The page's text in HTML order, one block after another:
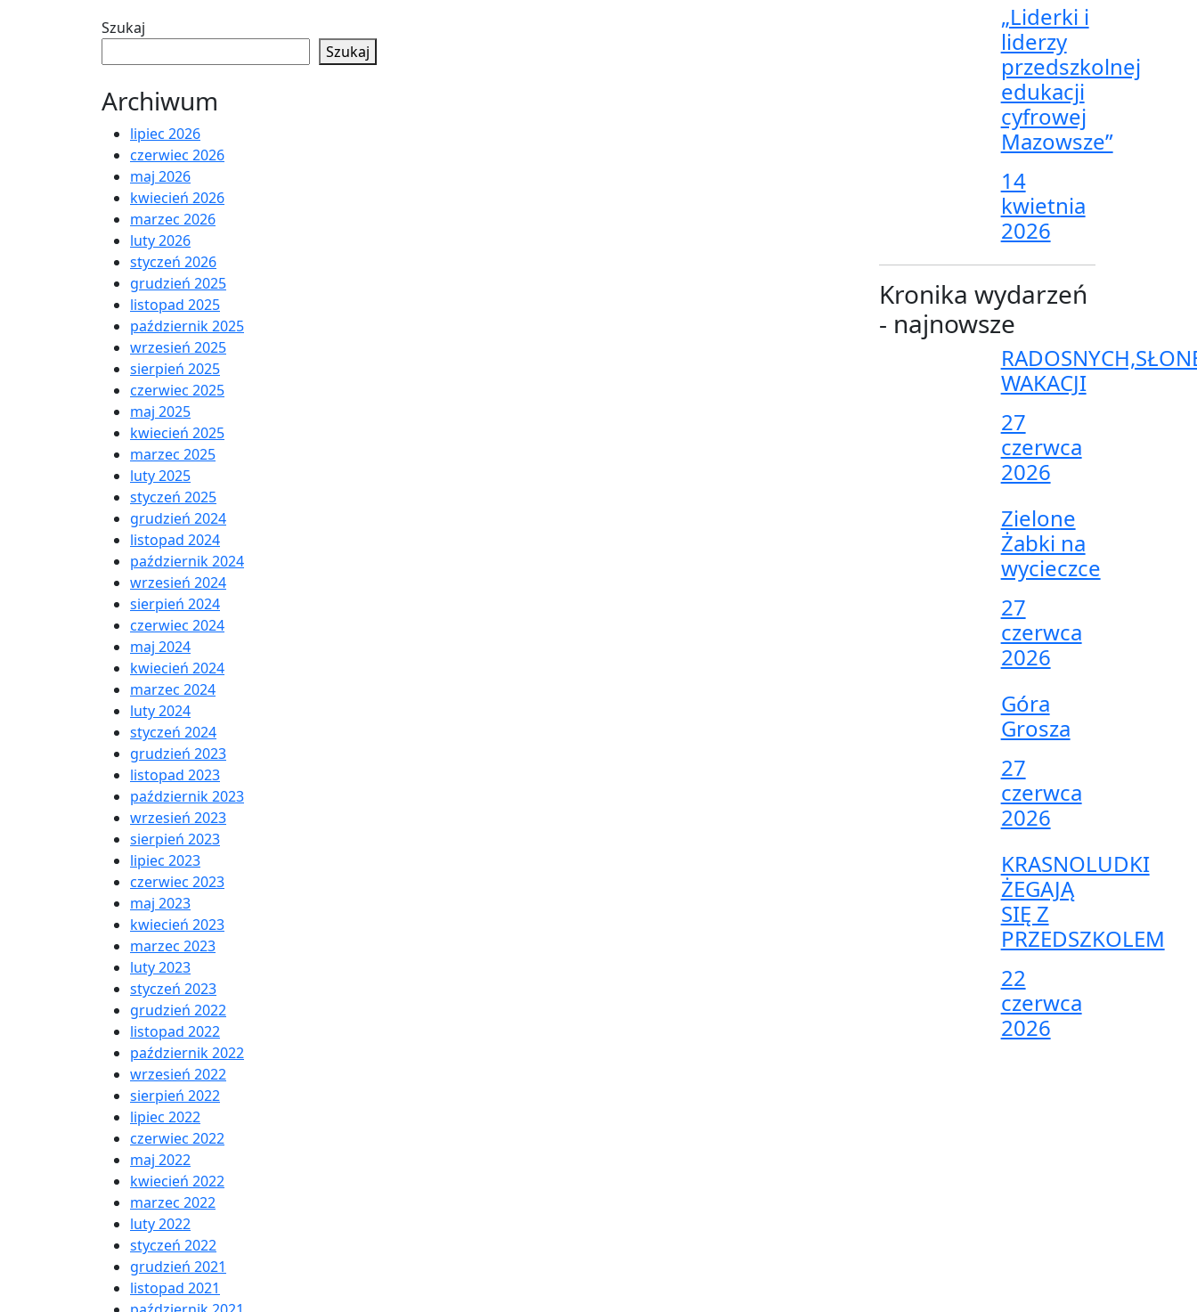
Szukaj
Szukaj
Archiwum
lipiec 2026
czerwiec 2026
maj 2026
kwiecień 2026
marzec 2026
luty 2026
styczeń 2026
grudzień 2025
listopad 2025
październik 2025
wrzesień 2025
sierpień 2025
czerwiec 2025
maj 2025
kwiecień 2025
marzec 2025
luty 2025
styczeń 2025
grudzień 2024
listopad 2024
październik 2024
wrzesień 2024
sierpień 2024
czerwiec 2024
maj 2024
kwiecień 2024
marzec 2024
luty 2024
styczeń 2024
grudzień 2023
listopad 2023
październik 2023
wrzesień 2023
sierpień 2023
lipiec 2023
czerwiec 2023
maj 2023
kwiecień 2023
marzec 2023
luty 2023
styczeń 2023
grudzień 2022
listopad 2022
październik 2022
wrzesień 2022
sierpień 2022
lipiec 2022
czerwiec 2022
maj 2022
kwiecień 2022
marzec 2022
luty 2022
styczeń 2022
grudzień 2021
listopad 2021
„Liderki i
liderzy
przedszkolnej
edukacji
cyfrowej
Mazowsze”
14
kwietnia
2026
Kronika wydarzeń
- najnowsze
WAKACJI
27
czerwca
2026
Zielone
Żabki na
wycieczce
27
czerwca
2026
Góra
Grosza
27
czerwca
2026
KRASNOLUDKI
ŻEGAJĄ
SIĘ Z
PRZEDSZKOLEM
22
czerwca
2026